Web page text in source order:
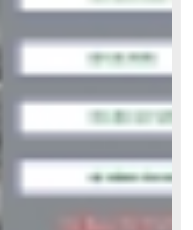
GIA ĐÌNH GIÁ RẺ